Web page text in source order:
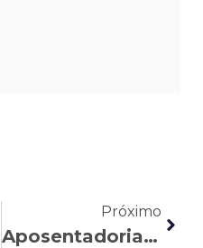
Próximo
Aposentadoria por deficiência auditiva: veja quem tem direito e como solicitar o benefício